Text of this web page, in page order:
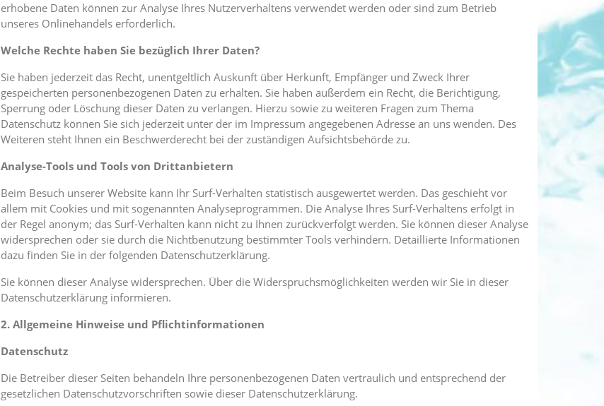
erhobene Daten können zur Analyse Ihres Nutzerverhaltens verwendet werden oder sind zum Betrieb
unseres Onlinehandels erforderlich.
Welche Rechte haben Sie bezüglich Ihrer Daten?
Sie haben jederzeit das Recht, unentgeltlich Auskunft über Herkunft, Empfänger und Zweck Ihrer
gespeicherten personenbezogenen Daten zu erhalten. Sie haben außerdem ein Recht, die Berichtigung,
Sperrung oder Löschung dieser Daten zu verlangen. Hierzu sowie zu weiteren Fragen zum Thema
Datenschutz können Sie sich jederzeit unter der im Impressum angegebenen Adresse an uns wenden. Des
Weiteren steht Ihnen ein Beschwerderecht bei der zuständigen Aufsichtsbehörde zu.
Analyse-Tools und Tools von Drittanbietern
Beim Besuch unserer Website kann Ihr Surf-Verhalten statistisch ausgewertet werden. Das geschieht vor
allem mit Cookies und mit sogenannten Analyseprogrammen. Die Analyse Ihres Surf-Verhaltens erfolgt in
der Regel anonym; das Surf-Verhalten kann nicht zu Ihnen zurückverfolgt werden. Sie können dieser Analyse
widersprechen oder sie durch die Nichtbenutzung bestimmter Tools verhindern. Detaillierte Informationen
dazu finden Sie in der folgenden Datenschutzerklärung.
Sie können dieser Analyse widersprechen. Über die Widerspruchsmöglichkeiten werden wir Sie in dieser
Datenschutzerklärung informieren.
2. Allgemeine Hinweise und Pflichtinformationen
Datenschutz
Die Betreiber dieser Seiten behandeln Ihre personenbezogenen Daten vertraulich und entsprechend der
gesetzlichen Datenschutzvorschriften sowie dieser Datenschutzerklärung.